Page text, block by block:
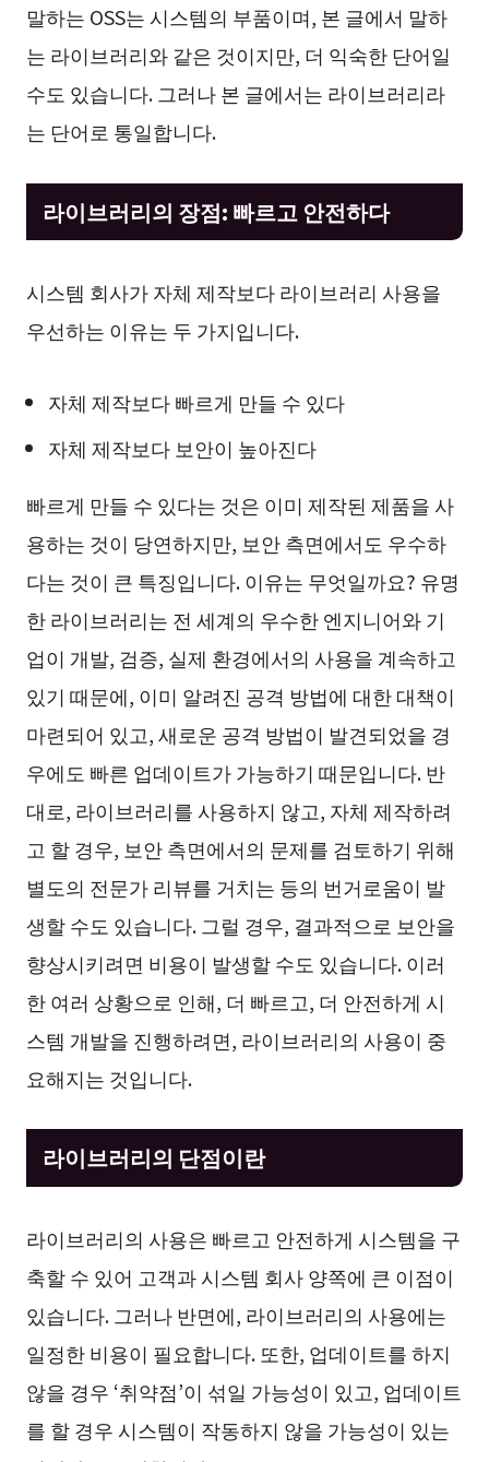
말하는 OSS는 시스템의 부품이며, 본 글에서 말하
는 라이브러리와 같은 것이지만, 더 익숙한 단어일
수도 있습니다. 그러나 본 글에서는 라이브러리라
는 단어로 통일합니다.
라이브러리의 장점: 빠르고 안전하다
시스템 회사가 자체 제작보다 라이브러리 사용을
우선하는 이유는 두 가지입니다.
자체 제작보다 빠르게 만들 수 있다
자체 제작보다 보안이 높아진다
빠르게 만들 수 있다는 것은 이미 제작된 제품을 사
용하는 것이 당연하지만, 보안 측면에서도 우수하
다는 것이 큰 특징입니다. 이유는 무엇일까요? 유명
한 라이브러리는 전 세계의 우수한 엔지니어와 기
업이 개발, 검증, 실제 환경에서의 사용을 계속하고
있기 때문에, 이미 알려진 공격 방법에 대한 대책이
마련되어 있고, 새로운 공격 방법이 발견되었을 경
우에도 빠른 업데이트가 가능하기 때문입니다. 반
대로, 라이브러리를 사용하지 않고, 자체 제작하려
고 할 경우, 보안 측면에서의 문제를 검토하기 위해
별도의 전문가 리뷰를 거치는 등의 번거로움이 발
생할 수도 있습니다. 그럴 경우, 결과적으로 보안을
향상시키려면 비용이 발생할 수도 있습니다. 이러
한 여러 상황으로 인해, 더 빠르고, 더 안전하게 시
스템 개발을 진행하려면, 라이브러리의 사용이 중
요해지는 것입니다.
라이브러리의 단점이란
라이브러리의 사용은 빠르고 안전하게 시스템을 구
축할 수 있어 고객과 시스템 회사 양쪽에 큰 이점이
있습니다. 그러나 반면에, 라이브러리의 사용에는
일정한 비용이 필요합니다. 또한, 업데이트를 하지
않을 경우 ‘취약점’이 섞일 가능성이 있고, 업데이트
를 할 경우 시스템이 작동하지 않을 가능성이 있는